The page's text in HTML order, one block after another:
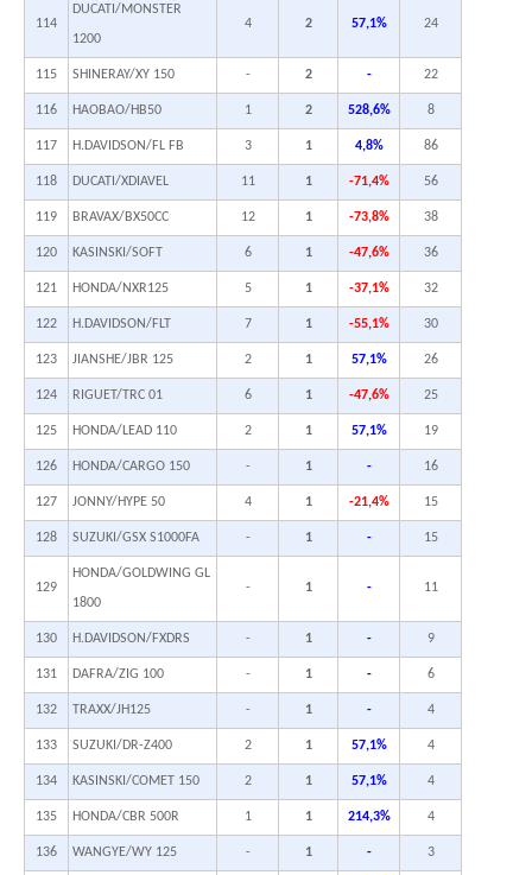
114
DUCATI/MONSTER
1200
4 2 57,1% 24
115 SHINERAY/XY 150 - 2 - 22
116 HAOBAO/HB50 1 2 528,6% 8
117 H.DAVIDSON/FL FB 3 1 4,8% 86
118 DUCATI/XDIAVEL 11 1 -71,4% 56
119 BRAVAX/BX50CC 12 1 -73,8% 38
120 KASINSKI/SOFT 6 1 -47,6% 36
121 HONDA/NXR125 5 1 -37,1% 32
122 H.DAVIDSON/FLT 7 1 -55,1% 30
123 JIANSHE/JBR 125 2 1 57,1% 26
124 RIGUET/TRC 01 6 1 -47,6% 25
125 HONDA/LEAD 110 2 1 57,1% 19
126 HONDA/CARGO 150 - 1 - 16
127 JONNY/HYPE 50 4 1 -21,4% 15
128 SUZUKI/GSX S1000FA - 1 - 15
129
HONDA/GOLDWING GL
1800
- 1 - 11
130 H.DAVIDSON/FXDRS - 1 - 9
131 DAFRA/ZIG 100 - 1 - 6
132 TRAXX/JH125 - 1 - 4
133 SUZUKI/DR-Z400 2 1 57,1% 4
134 KASINSKI/COMET 150 2 1 57,1% 4
135 HONDA/CBR 500R 1 1 214,3% 4
136 WANGYE/WY 125 - 1 - 3